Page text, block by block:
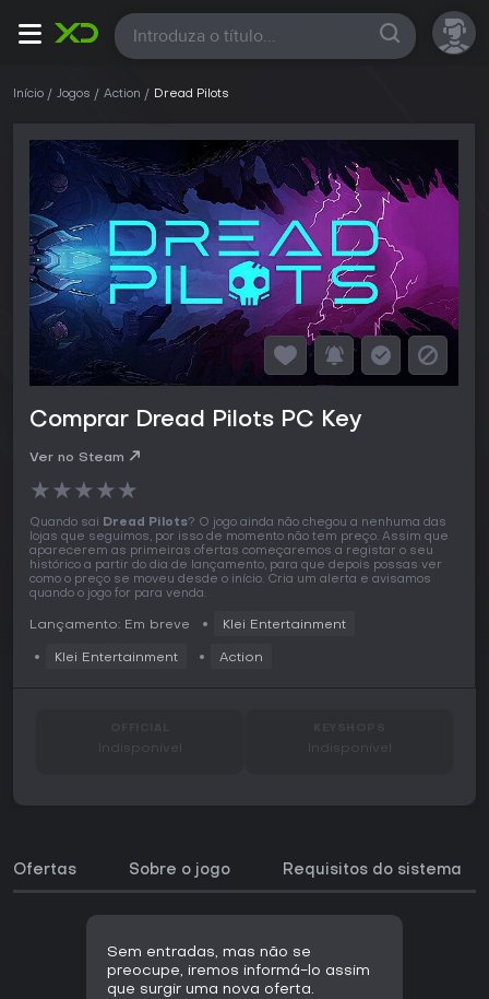
Todas
Início Jogos Action Dread Pilots
Comprar Dread Pilots PC Key
Ver no Steam
★★★★★
Quando sai Dread Pilots? O jogo ainda não chegou a nenhuma das
lojas que seguimos, por isso de momento não tem preço. Assim que
aparecerem as primeiras ofertas começaremos a registar o seu
histórico a partir do dia de lançamento, para que depois possas ver
como o preço se moveu desde o início. Cria um alerta e avisamos
quando o jogo for para venda.
Lançamento: Em breve Klei Entertainment
Klei Entertainment Action
Indisponível Indisponível
Ofertas Sobre o jogo Requisitos do sistema
Sem entradas, mas não se
preocupe, iremos informá-lo assim
que surgir uma nova oferta.